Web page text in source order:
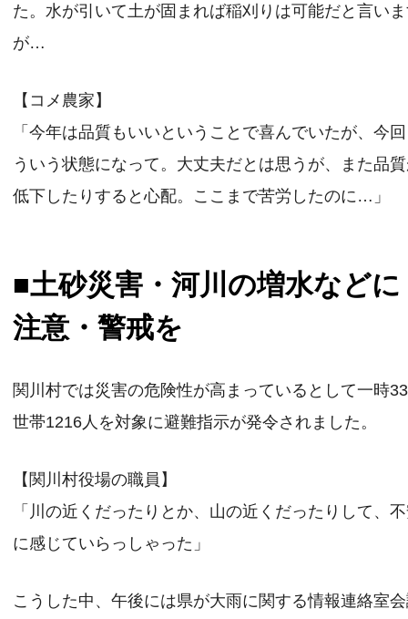
た。水が引いて土が固まれば稲刈りは可能だと言い
が…
【コメ農家】
「今年は品質もいいということで喜んでいたが、今
ういう状態になって。大丈夫だとは思うが、また品
低下したりすると心配。ここまで苦労したのに…」
■土砂災害・河川の増水などに
注意・警戒を
関川村では災害の危険性が高まっているとして一時
世帯1216人を対象に避難指示が発令されました。
【関川村役場の職員】
「川の近くだったりとか、山の近くだったりして、
に感じていらっしゃった」
こうした中、午後には県が大雨に関する情報連絡室